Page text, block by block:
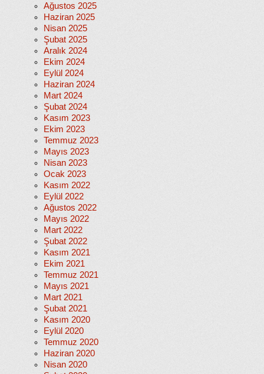
Ağustos 2025
Haziran 2025
Nisan 2025
Şubat 2025
Aralık 2024
Ekim 2024
Eylül 2024
Haziran 2024
Mart 2024
Şubat 2024
Kasım 2023
Ekim 2023
Temmuz 2023
Mayıs 2023
Nisan 2023
Ocak 2023
Kasım 2022
Eylül 2022
Ağustos 2022
Mayıs 2022
Mart 2022
Şubat 2022
Kasım 2021
Ekim 2021
Temmuz 2021
Mayıs 2021
Mart 2021
Şubat 2021
Kasım 2020
Eylül 2020
Temmuz 2020
Haziran 2020
Nisan 2020